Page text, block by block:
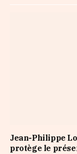
Jean-Philippe
protège le